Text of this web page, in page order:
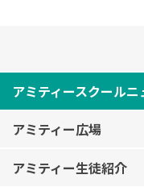
アミティースクールニ
アミティー広場
アミティー生徒紹介